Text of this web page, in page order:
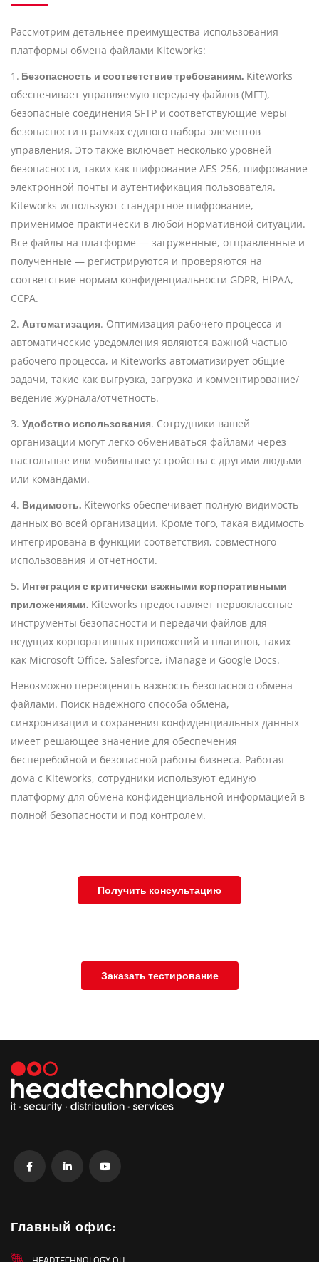
Рассмотрим детальнее преимущества использования
платформы обмена файлами Kiteworks:
1. Безопасность и соответствие требованиям. Kiteworks
обеспечивает управляемую передачу файлов (MFT),
безопасные соединения SFTP и соответствующие меры
безопасности в рамках единого набора элементов
управления. Это также включает несколько уровней
безопасности, таких как шифрование AES-256, шифрование
электронной почты и аутентификация пользователя.
Kiteworks используют стандартное шифрование,
применимое практически в любой нормативной ситуации.
Все файлы на платформе — загруженные, отправленные и
полученные — регистрируются и проверяются на
соответствие нормам конфиденциальности GDPR, HIPAA,
CCPA.
2. Автоматизация. Оптимизация рабочего процесса и
автоматические уведомления являются важной частью
рабочего процесса, и Kiteworks автоматизирует общие
задачи, такие как выгрузка, загрузка и комментирование/
ведение журнала/отчетность.
3. Удобство использования. Сотрудники вашей
организации могут легко обмениваться файлами через
настольные или мобильные устройства с другими людьми
или командами.
4. Видимость. Kiteworks обеспечивает полную видимость
данных во всей организации. Кроме того, такая видимость
интегрирована в функции соответствия, совместного
использования и отчетности.
5. Интеграция с критически важными корпоративными
приложениями. Kiteworks предоставляет первоклассные
инструменты безопасности и передачи файлов для
ведущих корпоративных приложений и плагинов, таких
как Microsoft Office, Salesforce, iManage и Google Docs.
Невозможно переоценить важность безопасного обмена
файлами. Поиск надежного способа обмена,
синхронизации и сохранения конфиденциальных данных
имеет решающее значение для обеспечения
бесперебойной и безопасной работы бизнеса. Работая
дома с Kiteworks, сотрудники используют единую
платформу для обмена конфиденциальной информацией в
полной безопасности и под контролем.
Получить консультацию
Заказать тестирование
Главный офис: